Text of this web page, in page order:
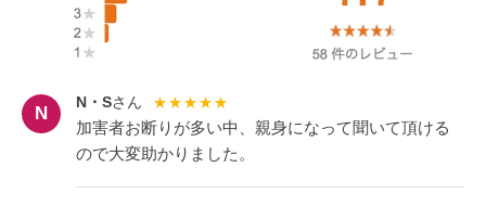
N
N・Sさん ★★★★★
加害者お断りが多い中、親身になって聞いて頂ける
ので大変助かりました。